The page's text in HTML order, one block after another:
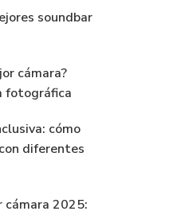
soundbar
cámara?
fotográfica
cómo
diferentes
cámara 2025: